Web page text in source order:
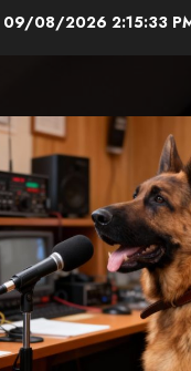
09/08/2026 2:15:34